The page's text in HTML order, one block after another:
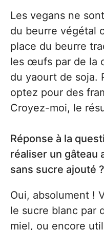
Les vegans ne
du beurre végétal
place du beurre
les œufs par de la
du yaourt de soja.
optez pour des
Croyez-moi, le
Réponse à la
réaliser un gâteau
sans sucre ajouté ?
Oui, absolument !
le sucre blanc par
miel, ou encore